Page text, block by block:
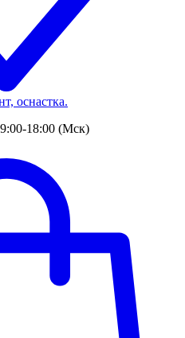
оснастка.
18:00 (Мск)